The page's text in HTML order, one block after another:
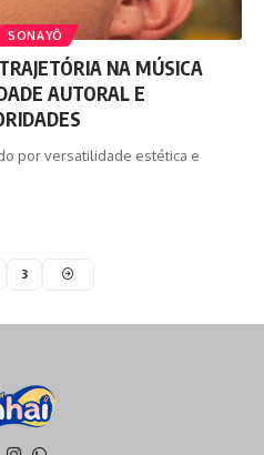
SONAYÔ
NA MÚSICA
AUTORAL E
por versatilidade estética e
3